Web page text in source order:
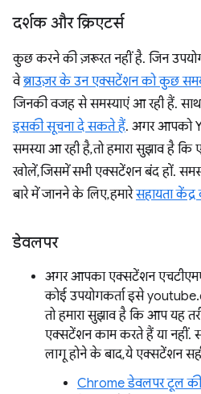
दर्शक और क्रिएटर्स
कुछ करने की ज़रूरत नहीं है. जिन
वेब्राउज़र के उन एक्सटेंशन को कुछ
जिनकी वजह से समस्याएं आ रही हैं. साथ
इसकी सूचना दे सकते हैं. अगर आपको
समस्या आ रही है, तो हमारा सुझाव है कि
खोलें, जिसमें सभी एक्सटेंशन बंद हों.
बारे में जानने के लिए, हमारेसहायता
डेवलपर
अगर आपका एक्सटेंशन
कोई उपयोगकर्ता इसे
तो हमारा सुझाव है कि आप यह
एक्सटेंशन काम करते हैं या नहीं.
लागू होने के बाद, ये एक्सटेंशन
Chrome डेवलपर टूल की